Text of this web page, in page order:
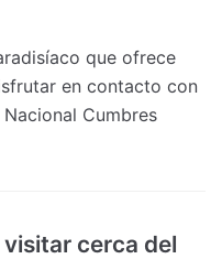
que ofrece
en contacto con
Cumbres
cerca del